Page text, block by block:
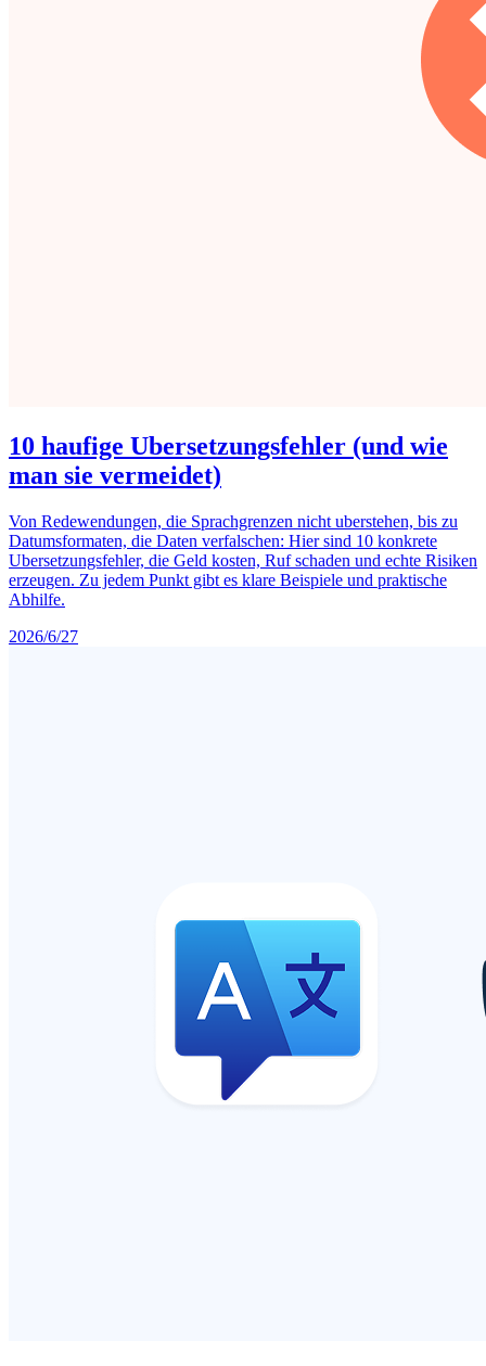
10 haufige Ubersetzungsfehler (und wie
man sie vermeidet)
Von Redewendungen, die Sprachgrenzen nicht uberstehen, bis zu
Datumsformaten, die Daten verfalschen: Hier sind 10 konkrete
Ubersetzungsfehler, die Geld kosten, Ruf schaden und echte Risiken
erzeugen. Zu jedem Punkt gibt es klare Beispiele und praktische
Abhilfe.
2026/6/27